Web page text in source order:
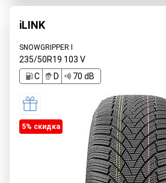
iLINK
SNOWGRIPPER I
235/50R19 103 V
C
D 70 dB
5% cкидка